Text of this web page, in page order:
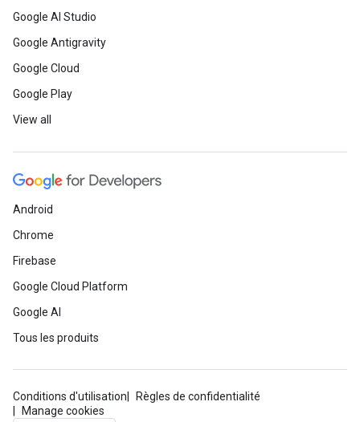
Google AI Studio
Google Antigravity
Google Cloud
Google Play
View all
Android
Chrome
Firebase
Google Cloud Platform
Google AI
Tous les produits
Conditions d'utilisation
Règles de confidentialité
Manage cookies